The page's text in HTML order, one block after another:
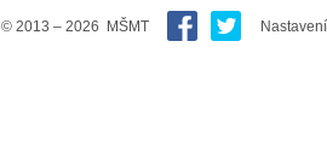
© 2013 – 2026 MŠMT